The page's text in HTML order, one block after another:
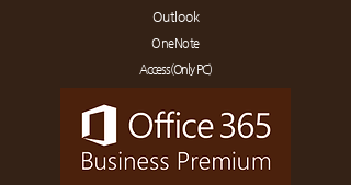
Outlook
OneNote
Access(Only PC)